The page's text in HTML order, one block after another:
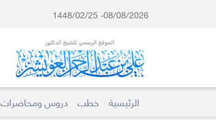
08/08/2026- 1448/02/25
الرئيسية خطب دروس ومحاضرات